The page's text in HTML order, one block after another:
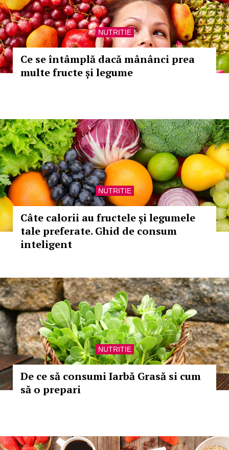
NUTRITIE
Ce se întâmplă dacă mânânci prea
multe fructe și legume
NUTRITIE
Câte calorii au fructele și legumele
tale preferate. Ghid de consum
inteligent
NUTRITIE
De ce să consumi Iarbă Grasă si cum
să o prepari